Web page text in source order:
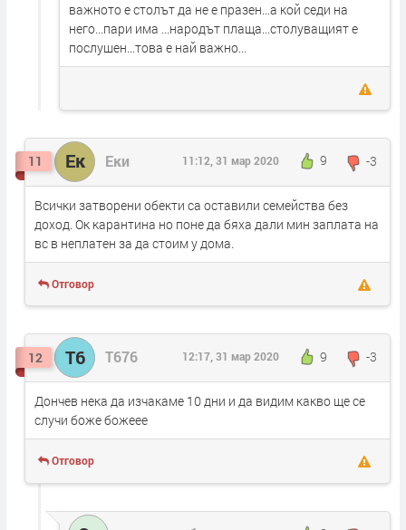
важното е столът да не е празен...а кой седи на
него...пари има ...народът плаща...столуващият е
послушен...това е най важно...
11 Ек Еки 9 -3
11:12, 31 мар 2020
Всички затворени обекти са оставили семейства без
доход. Ок карантина но поне да бяха дали мин заплата на
вс в неплатен за да стоим у дома.
Отговор
12 Т6 Т676 9 -3
12:17, 31 мар 2020
Дончев нека да изчакаме 10 дни и да видим какво ще се
случи боже божеее
Отговор